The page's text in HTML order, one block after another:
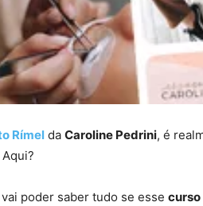
Rímel da Caroline Pedrini, é
poder saber tudo se esse curso